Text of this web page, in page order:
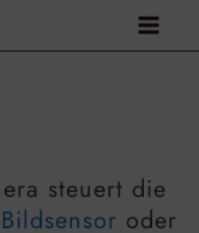
steuert die
Bildsensor oder